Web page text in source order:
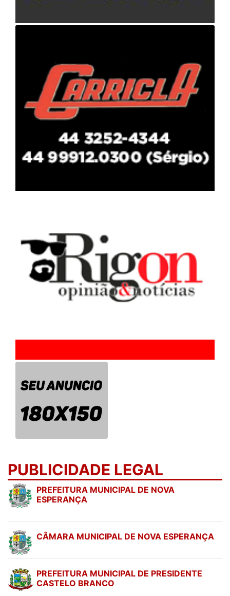
PUBLICIDADE LEGAL
PREFEITURA MUNICIPAL DE NOVA
ESPERANÇA
CÂMARA MUNICIPAL DE NOVA ESPERANÇA
PREFEITURA MUNICIPAL DE PRESIDENTE
CASTELO BRANCO